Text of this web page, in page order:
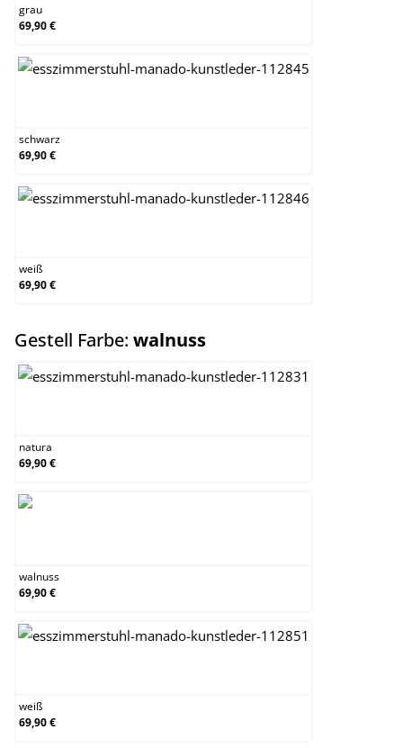
grau
69,90 €
schwarz
69,90 €
weiß
69,90 €
Gestell Farbe: walnussauswählen
natura
69,90 €
walnuss
69,90 €
weiß
69,90 €